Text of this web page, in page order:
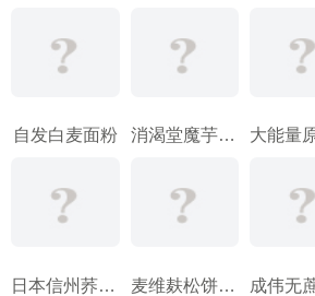
自发白麦面粉 消渴堂魔芋面粉
日本信州荞麦面 麦维麸松饼预拌粉